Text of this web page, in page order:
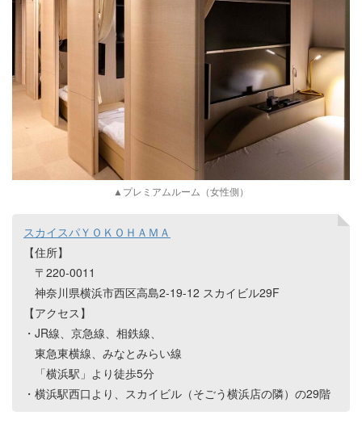
▲プレミアムルーム（女性側）
スカイスパＹＯＫＯＨＡＭＡ
【住所】
〒220-0011
神奈川県横浜市西区高島2-19-12 スカイビル29F
【アクセス】
・JR線、京急線、相鉄線、
東急東横線、みなとみらい線
「横浜駅」より徒歩5分
・横浜駅西口より、スカイビル（そごう横浜店の隣）の29階